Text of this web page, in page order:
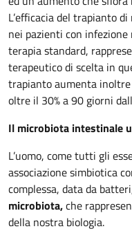
L’efficacia del trapianto
nei pazienti con
terapia standard,
terapeutico di scelta in
trapianto aumenta inoltre
oltre il 30% a 90 giorni
Il microbiota intestinale
L’uomo, come tutti gli
associazione simbiotica
complessa, data da
microbiota,che
della nostra biologia.